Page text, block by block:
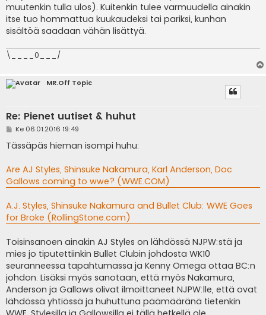
muutenkin tulla ulos). Kuitenkin tulee varmuudella ainakin
itse tuo hommattua kuukaudeksi tai pariksi, kunhan
sisältöä saadaan vähän lisättyä.
\____0___/
MR.Off Topic
Re: Pienet uutiset & huhut
V
e
s
i
Ke 06.01.2016 19:49
Tässäpäs hieman isompi huhu:
Are AJ Styles, Shinsuke Nakamura, Karl Anderson, Doc
Gallows coming to wwe? (WWE.COM)
A.J. Styles, Shinsuke Nakamura and Bullet Club: WWE Goes
for Broke (RollingStone.com)
Toisinsanoen ainakin AJ Styles on lähdössä NJPW:stä ja
mies jo tiputettiinkin Bullet Clubin johdosta WK10
seuranneessa tapahtumassa ja Kenny Omega ottaa BC:n
johdon. Lisäksi myös sanotaan, että myös Nakamura,
Anderson ja Gallows olivat ilmoittaneet NJPW:lle, että ovat
lähdössä yhtiössä ja huhuttuna päämääränä tietenkin